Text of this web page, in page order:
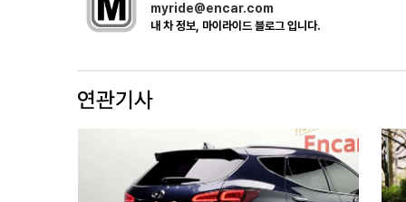
myride@encar.com
내 차 정보, 마이라이드 블로그 입니다.